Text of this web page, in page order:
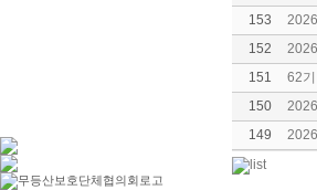
153
152
151
62
150
149